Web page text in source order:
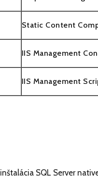
Static Content
IIS Management
IIS Management
SQL Server